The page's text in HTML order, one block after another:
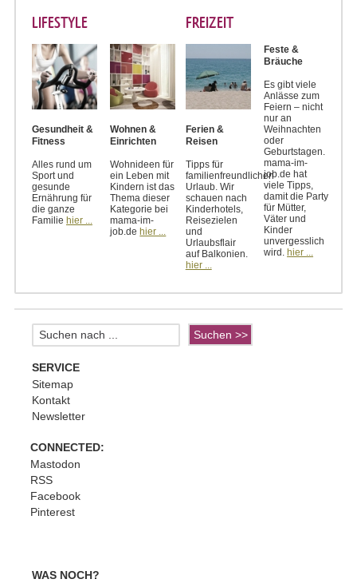
LIFESTYLE
Gesundheit &
Fitness
Alles rund um
Sport und
gesunde
Ernährung für
die ganze
Familie hier ...
Wohnen &
Einrichten
Wohnideen für
ein Leben mit
Kindern ist das
Thema dieser
Kategorie bei
mama-im-
job.de hier ...
FREIZEIT
Ferien &
Reisen
Tipps für
familienfreundlichen
Urlaub. Wir
schauen nach
Kinderhotels,
Reisezielen
und
Urlaubsflair
auf Balkonien.
hier ...
Feste &
Bräuche
Es gibt viele
Anlässe zum
Feiern – nicht
nur an
Weihnachten
oder
Geburtstagen.
mama-im-
job.de hat
viele Tipps,
damit die Party
für Mütter,
Väter und
Kinder
unvergesslich
wird. hier ...
SERVICE
Sitemap
Kontakt
Newsletter
CONNECTED:
Mastodon
RSS
Facebook
Pinterest
WAS NOCH?